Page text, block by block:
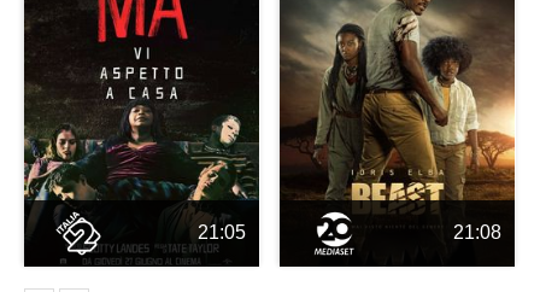
21:05 21:08